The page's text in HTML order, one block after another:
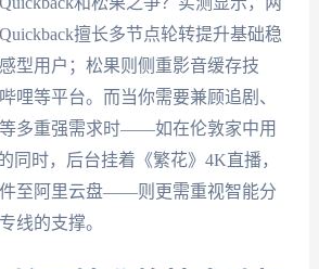
擅长多节点轮转提升基础稳
型用户；松果则侧重影音缓存技
哩等平台。而当你需要兼顾追剧、
多重强需求时——如在伦敦家中用
同时，后台挂着《繁花》4K直播，
至阿里云盘——则更需重视智能分
线的支撑。